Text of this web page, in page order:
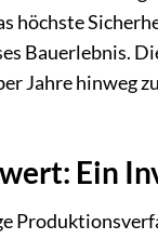
höchste
Bauerlebnis.
Jahre
Ein